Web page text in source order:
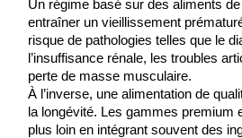
Un régime basé sur des aliments
entraîner un vieillissement
risque de pathologies telles que le
l’insuffisance rénale, les troubles
perte de masse musculaire.
À l’inverse, une alimentation de
la longévité. Les gammes premium
plus loin en intégrant souvent des